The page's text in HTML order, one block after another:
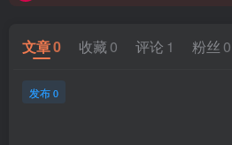
文章0 收藏 0 评论 1 粉丝 0
发布 0